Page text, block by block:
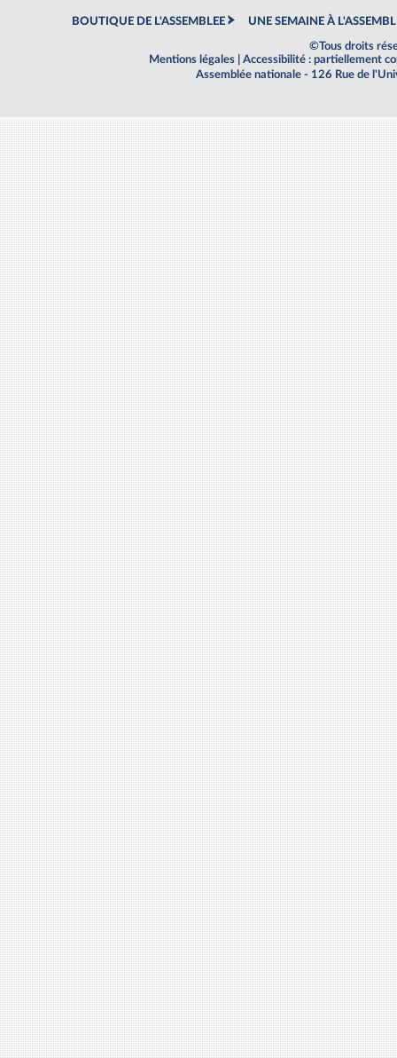
BOUTIQUE DE L'ASSEMBLEE UNE SEMAINE À
©Tous droits
Mentions légales
Accessibilité : partiellement
Assemblée nationale - 126 Rue de